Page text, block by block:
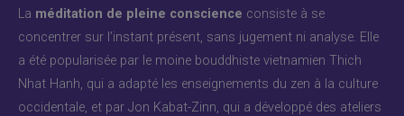
La méditation de pleine conscience consiste à se
concentrer sur l’instant présent, sans jugement ni analyse. Elle
a été popularisée par le moine bouddhiste vietnamien Thich
Nhat Hanh, qui a adapté les enseignements du zen à la culture
occidentale, et par Jon Kabat-Zinn, qui a développé des ateliers